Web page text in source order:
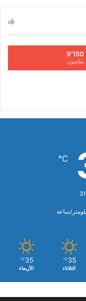
9٬150
متابعون
℃
35
℃
الثلاثاء
35
℃
الأربعاء